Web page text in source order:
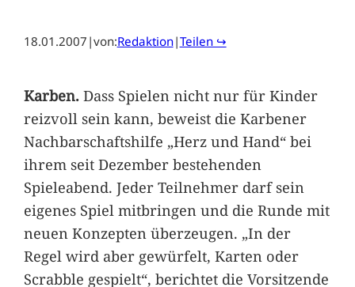
18.01.2007 |von:Redaktion|Teilen ↪
Karben.Dass Spielen nicht nur für Kinder
reizvoll sein kann, beweist die Karbener
Nachbarschaftshilfe „Herz und Hand“ bei
ihrem seit Dezember bestehenden
Spieleabend. Jeder Teilnehmer darf sein
eigenes Spiel mitbringen und die Runde mit
neuen Konzepten überzeugen. „In der
Regel wird aber gewürfelt, Karten oder
Scrabble gespielt“, berichtet die Vorsitzende